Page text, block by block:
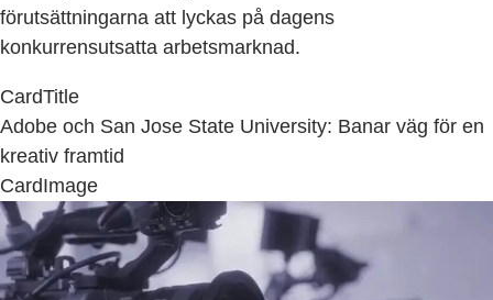
förutsättningarna att lyckas på dagens
konkurrensutsatta arbetsmarknad.
CardTitle
Adobe och San Jose State University: Banar väg för en
kreativ framtid
CardImage